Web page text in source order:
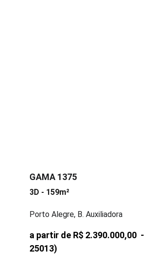
GAMA 1375
3D - 159m²
Porto Alegre, B. Auxiliadora
a partir de R$ 2.390.000,00  -
25013)